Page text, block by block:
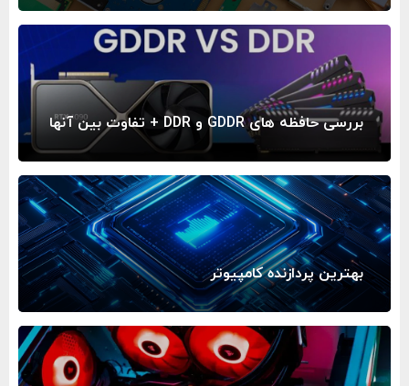
بررسی حافظه ‌های GDDR و DDR + تفاوت بین آنها
بهترین پردازنده کامپیوتر